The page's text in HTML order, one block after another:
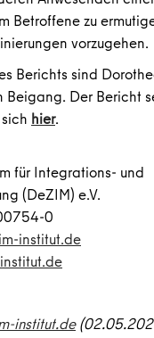
Betroffene zu
vorzugehen.
Berichts sind
Beigang. Der Bericht
hier.
für Integrations- und
(DeZIM) e.V.
0
institut.de
institut.de